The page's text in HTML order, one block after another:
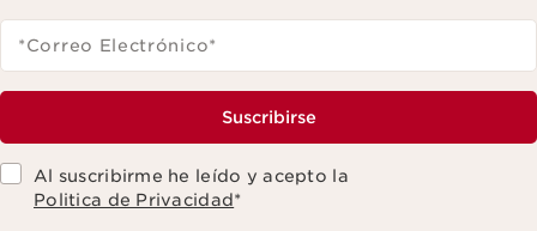
*Correo Electrónico*
Suscribirse
Al suscribirme he leído y acepto la
Politica de Privacidad*